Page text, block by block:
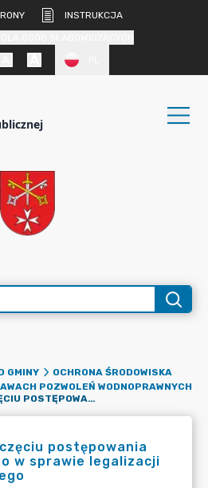
INSTRUKCJA
GMINY
OCHRONA ŚRODOWISKA
POZWOLEŃ WODNOPRAWNYCH
INFORMACJA O WSZCZĘCIU POSTĘPOWANIA ADMINISTRACYJNEGO W SPRAWIE LEGALIZACJI URZĄDZENIA WODNEGO
postępowania
w sprawie legalizacji